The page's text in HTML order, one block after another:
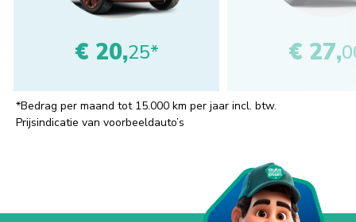
€ 20,25* € 27,
*Bedrag per maand tot 15.000 km per jaar incl. btw.
Prijsindicatie van voorbeeldauto’s